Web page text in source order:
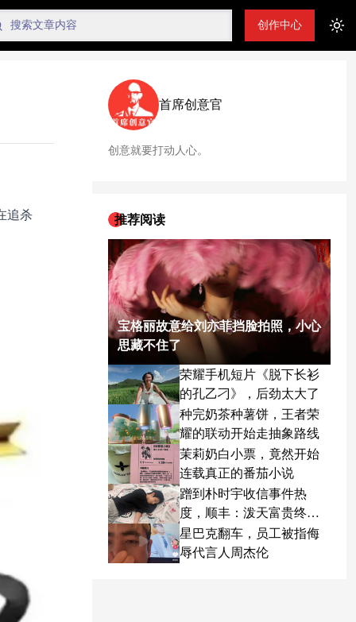
创作中心
追杀
首席创意官
创意就要打动人心。
推荐阅读
宝格丽故意给刘亦菲挡脸拍照，小心
思藏不住了
荣耀手机短片《脱下长衫
的孔乙刁》，后劲太大了
种完奶茶种薯饼，王者荣
耀的联动开始走抽象路线
茉莉奶白小票，竟然开始
连载真正的番茄小说
蹭到朴时宇收信事件热
度，顺丰：泼天富贵终于
轮到我了
星巴克翻车，员工被指侮
辱代言人周杰伦